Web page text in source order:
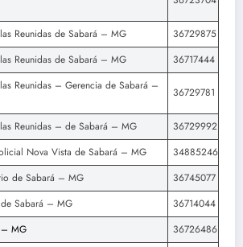
Reunidas de Sabará – MG
36729875
Reunidas de Sabará – MG
36717444
Reunidas – Gerencia de Sabará –
36729781
Reunidas – de Sabará – MG
36729992
Nova Vista de Sabará – MG
34885246
de Sabará – MG
36745077
Sabará – MG
36714044
– MG
36726486